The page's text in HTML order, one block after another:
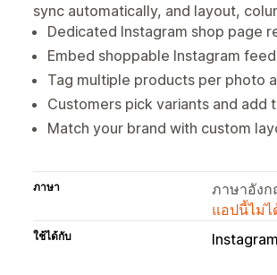
sync automatically, and layout,
Dedicated Instagram shop page
Embed shoppable Instagram
Tag multiple products per photo
Customers pick variants and
Match your brand with custom
ภาษา
ภาษาอังก
แอปนี้ไม่ไ
ใช้ได้กับ Instagram